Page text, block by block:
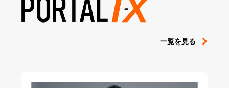
一覧を見る